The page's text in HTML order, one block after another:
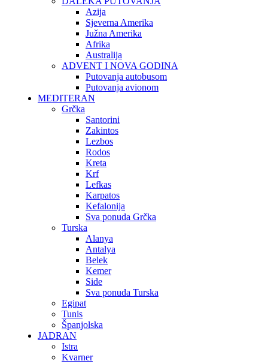
Azija
Sjeverna Amerika
Južna Amerika
Afrika
Australija
ADVENT I NOVA GODINA
Putovanja autobusom
Putovanja avionom
MEDITERAN
Grčka
Santorini
Zakintos
Lezbos
Rodos
Kreta
Krf
Lefkas
Karpatos
Kefalonija
Sva ponuda Grčka
Turska
Alanya
Antalya
Belek
Kemer
Side
Sva ponuda Turska
Egipat
Tunis
Španjolska
JADRAN
Istra
Kvarner